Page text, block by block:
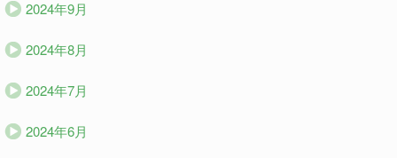
2024年9月
2024年8月
2024年7月
2024年6月